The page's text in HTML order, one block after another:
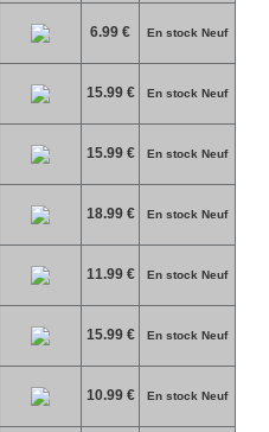
6.99 € En stock Neuf
15.99 € En stock Neuf
15.99 € En stock Neuf
18.99 € En stock Neuf
11.99 € En stock Neuf
15.99 € En stock Neuf
10.99 € En stock Neuf